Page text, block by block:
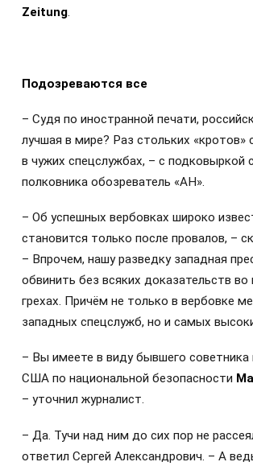
Zeitung.
Подозреваются все
– Судя по иностранной печати,
лучшая в мире? Раз стольких «кротов»
в чужих спецслужбах, – с подковыркой
полковника обозреватель «АН».
– Об успешных вербовках широко
становится только после провалов, –
– Впрочем, нашу разведку западная
обвинить без всяких доказательств
грехах. Причём не только в вербовке
западных спецслужб, но и самых
– Вы имеете в виду бывшего советника
США по национальной безопасности
– уточнил журналист.
– Да. Тучи над ним до сих пор не
ответил Сергей Александрович. – А